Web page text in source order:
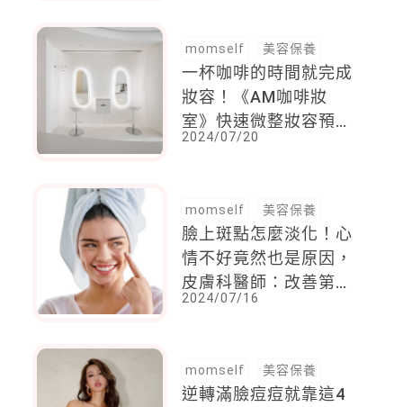
momself 美容保養
一杯咖啡的時間就完成
妝容！《AM咖啡妝
室》快速微整妝容預
約，只要點一杯咖啡，
2024/07/20
momself 美容保養
臉上斑點怎麼淡化！心
情不好竟然也是原因，
皮膚科醫師：改善第一
步，先搞懂「3個W+1
2024/07/16
momself 美容保養
逆轉滿臉痘痘就靠這4